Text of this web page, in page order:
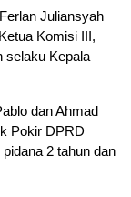
Juliansyah
Komisi III,
selaku Kepala
dan Ahmad
Pokir DPRD
2 tahun dan